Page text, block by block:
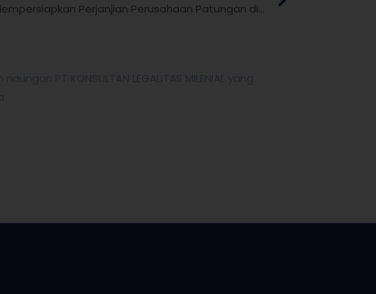
Mempersiapkan Perjanjian Perusahaan Patungan di Indonesia